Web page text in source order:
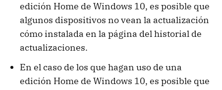
edición Home de Windows 10, es posible que
algunos dispositivos no vean la actualización
cómo instalada en la página del historial de
actualizaciones.
En el caso de los que hagan uso de una
edición Home de Windows 10, es posible que